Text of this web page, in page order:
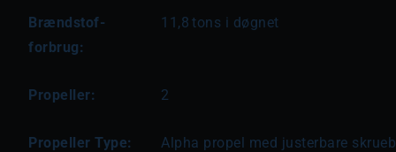
Brændstof-
forbrug:
11,8 tons i døgnet
Propeller: 2
Propeller Type: Alpha propel med justerbare